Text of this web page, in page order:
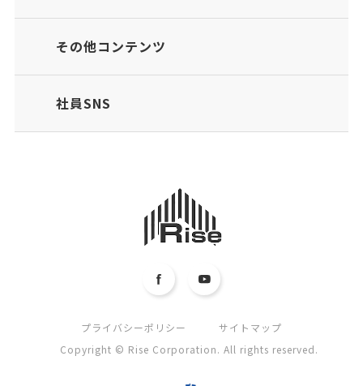
その他コンテンツ
社員SNS
プライバシーポリシー
サイトマップ
Copyright © Rise Corporation. All rights reserved.